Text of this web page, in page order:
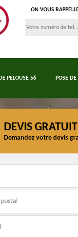
ON VOUS
PELOUSE 56 POSE
d'arbres 56
DEVIS GRATUIT
Demandez votre devis